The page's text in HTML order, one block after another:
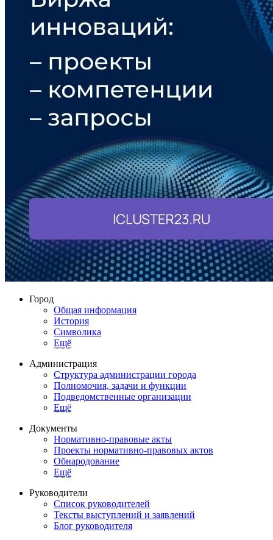
Город
Общая информация
История
Символика
Ещё
Администрация
Структура администрации города
Полномочия, задачи и функции
Подведомственные организации
Ещё
Документы
Нормативно-правовые акты
Проекты нормативно-правовых актов
Обнародование
Ещё
Руководители
Список руководителей
Тексты выступлений и заявлений
Блог руководителя